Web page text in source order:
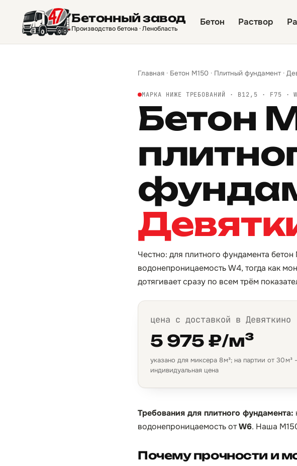
Бетонный завод
Производство бетона · Ленобласть
Бетон Раствор
Главная · Бетон М150 · Плитный фундамент ·
МАРКА НИЖЕ ТРЕБОВАНИЙ · B12,5 · F75 ·
Бетон
Честно: для плитного фундамента
водонепроницаемость W4, тогда как
дотягивает сразу по всем трём
цена с доставкой в Девяткино
5 975 ₽/м³
указано для миксера 8 м³; на партии от 30 м³
индивидуальная цена
Требования для плитного фундамента:
водонепроницаемость отW6. Наша
Почему прочности и